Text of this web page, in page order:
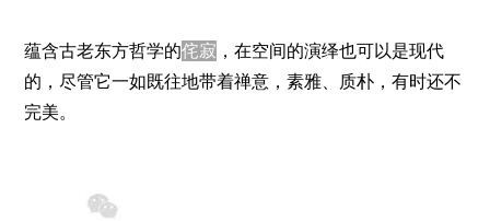
蕴含古老东方哲学的侘寂 ，在空间的演绎也可以是现代
的，尽管它一如既往地带着禅意，素雅、质朴，有时还不
完美。